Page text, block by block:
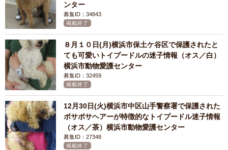
ンター
募集ID：34843
掲載終了
８月１０日(月)横浜市保土ケ谷区で保護されたと
ても可愛いトイプードルの迷子情報（オス／白）
横浜市動物愛護センター
募集ID：32459
掲載終了
12月30日(火)横浜市中区山手警察署で保護された
ボサボサヘアーが特徴的なトイプードル迷子情報
（オス／茶）横浜市動物愛護センター
募集ID：27348
掲載終了